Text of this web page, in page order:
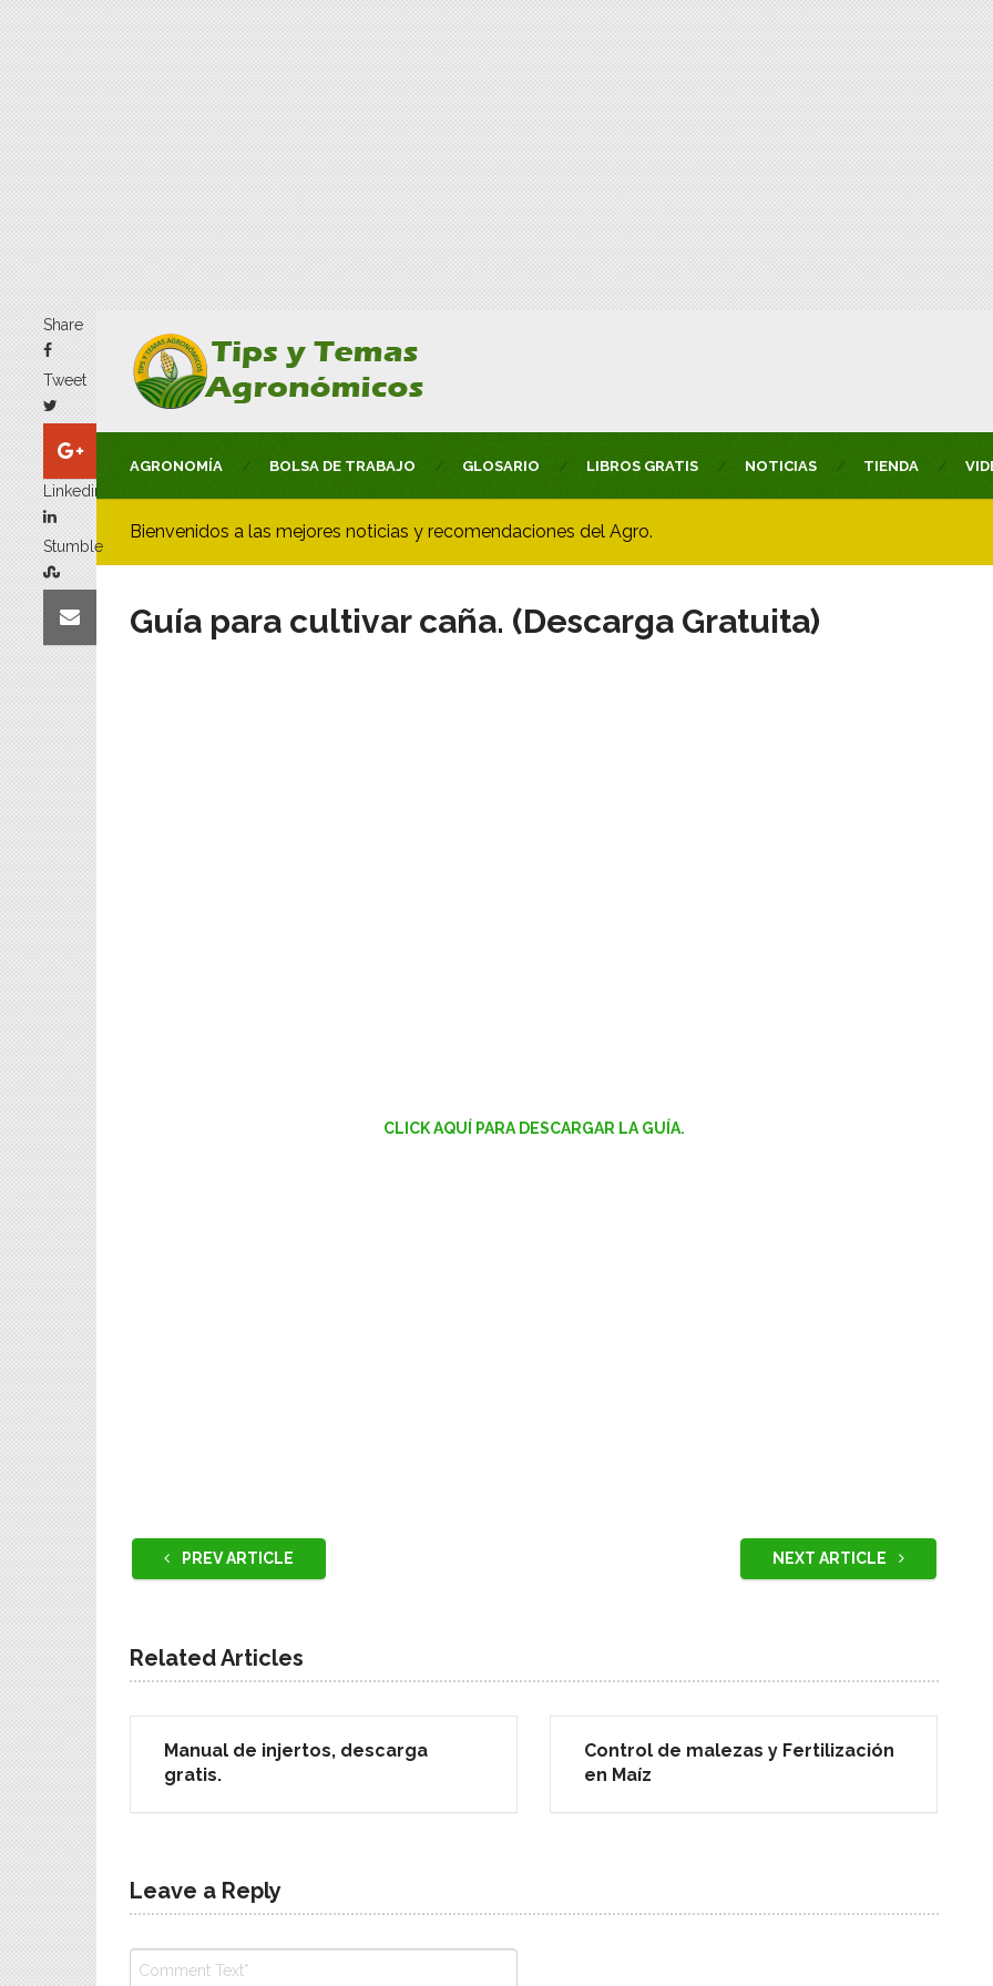
AGRONOMÍA BOLSA DE TRABAJO GLOSARIO LIBROS GRATIS NOTICIAS TIENDA
Bienvenidos a las mejores noticias y recomendaciones del Agro.
Guía para cultivar caña. (Descarga Gratuita)
CLICK AQUÍ PARA DESCARGAR LA GUÍA.
Share
Tweet
Linkedin
Stumble
PREV ARTICLE NEXT ARTICLE
Related Articles
Manual de injertos, descarga
gratis.
Control de malezas y Fertilización
en Maíz
Leave a Reply